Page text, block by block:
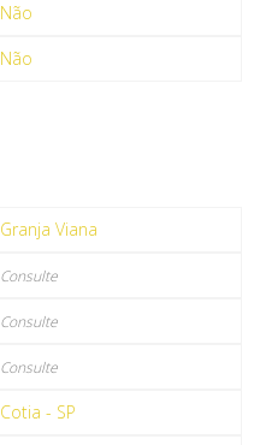
Não
Não
Granja Viana
Consulte
Consulte
Consulte
Cotia - SP